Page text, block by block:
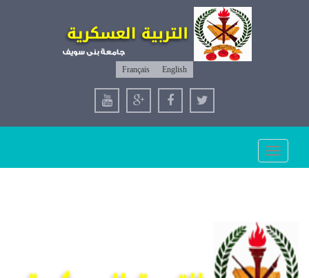
English
Français
Toggle
navigation